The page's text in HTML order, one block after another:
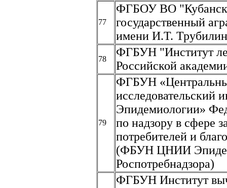
77
ФГБОУ ВО
государственный
имени И.Т.
78
ФГБУН "Институт
Российской
79
ФГБУН
исследовательский
Эпидемиологии»
по надзору в сфере
потребителей и
(ФБУН ЦНИИ
Роспотребнадзора)
ФГБУН Институт